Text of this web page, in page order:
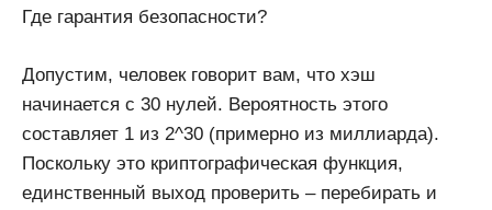
Где гарантия безопасности?
Допустим, человек говорит вам, что хэш
начинается с 30 нулей. Вероятность этого
составляет 1 из 2^30 (примерно из миллиарда).
Поскольку это криптографическая функция,
единственный выход проверить – перебирать и